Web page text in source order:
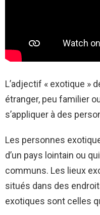
L’adjectif « exotique »
étranger, peu familier
s’appliquer à des
Les personnes
d’un pays lointain ou
communs. Les lieux
situés dans des
exotiques sont celles